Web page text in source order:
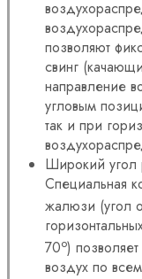
позволяют
свинг
направление
угловым
так и при
Широкий угол
Специальная
жалюзи (угол
70o)
воздух по